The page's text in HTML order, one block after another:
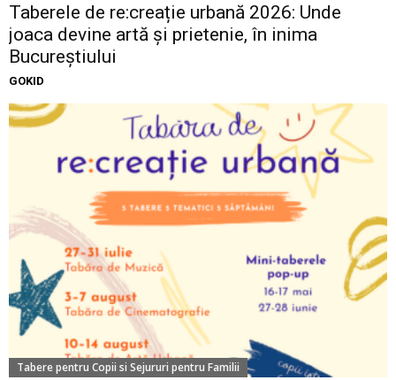
Taberele de re:creație urbană 2026: Unde
joaca devine artă și prietenie, în inima
Bucureștiului
GOKID
Tabere pentru Copii si Sejururi pentru Familii